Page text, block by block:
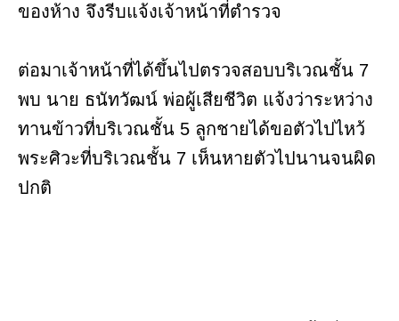
ของห้าง จึงรีบแจ้งเจ้าหน้าที่ตำรวจ
ต่อมาเจ้าหน้าที่ได้ขึ้นไปตรวจสอบบริเวณชั้น 7
พบ นาย ธนัทวัฒน์ พ่อผู้เสียชีวิต แจ้งว่าระหว่าง
ทานข้าวที่บริเวณชั้น 5 ลูกชายได้ขอตัวไปไหว้
พระศิวะที่บริเวณชั้น 7 เห็นหายตัวไปนานจนผิด
ปกติ